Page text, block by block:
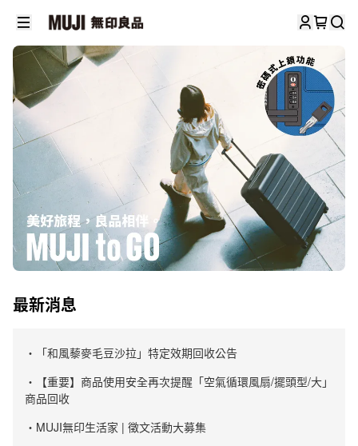
最新消息
・「和風藜麥毛豆沙拉」特定效期回收公告
・【重要】商品使用安全再次提醒「空氣循環風扇/擺頭型/大」
商品回收
・MUJI無印生活家 | 徵文活動大募集